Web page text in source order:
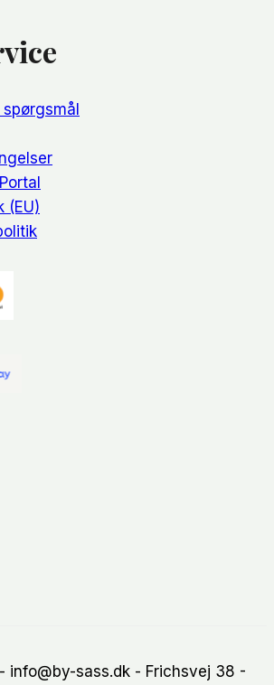
(EU)
info@by-sass.dk - Frichsvej 38 -